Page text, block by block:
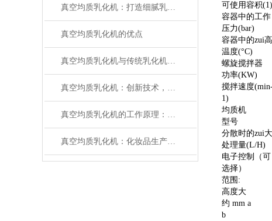
真空均质乳化机：打造细腻乳化新境界
真空均质乳化机的优点
真空均质乳化机与传统乳化机相比有何优势？
真空均质乳化机：创新技术，实现高效均质乳化
真空均质乳化机的工作原理：从混合到乳化，打造高品质化妆品的关键步骤
真空均质乳化机：化妆品生产的创新核心，实现高效乳化与细腻质感
可使用容积(1)
容器中的工作
压力(bar)
容器中的zui高
温度(°C)
螺旋搅拌器
功率(KW)
搅拌速度
1)
均质机
型号
分散时的zui大
处理量(L/H)
电子控制（可
选择）
范围:
高度大
约 mm a
b